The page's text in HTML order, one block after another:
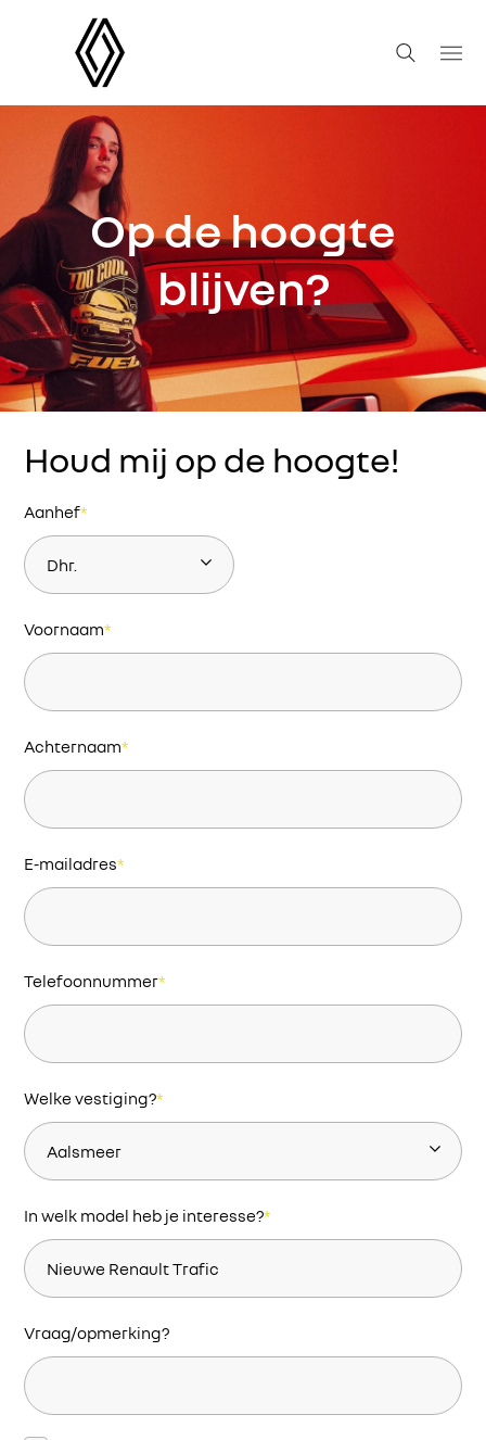
Op de hoogte
blijven?
Houd mij op de hoogte!
Aanhef*
Voornaam*
Achternaam*
E-mailadres*
Telefoonnummer*
Welke vestiging?*
In welk model heb je interesse?*
Vraag/opmerking?